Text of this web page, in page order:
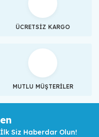
ÜCRETSİZ KARGO
MUTLU MÜŞTERİLER
Siz Haberdar Olun!